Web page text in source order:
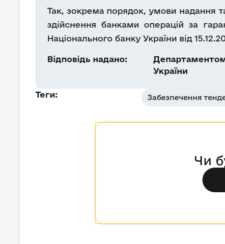
Так, зокрема порядок, умови надання
здійснення банками операцій за
Національного банку України від
Відповідь надано:
Департаментом
України
Теги: Забезпечення
Чи